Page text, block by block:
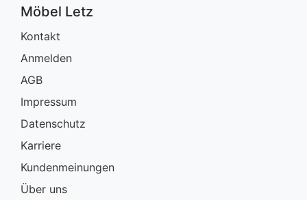
Möbel Letz
Kontakt
Anmelden
AGB
Impressum
Datenschutz
Karriere
Kundenmeinungen
Über uns